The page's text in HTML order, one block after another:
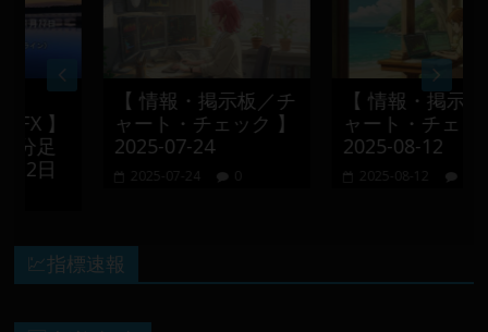
】
【 情報・掲示板／チ
ャート・チェック 】
2025-07-24
2025-07-24 0
【 情報・掲示板／チ
ャート・チェック 】
2025-08-12
2025-08-12
💹指標速報